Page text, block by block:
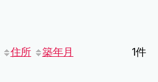
住所 築年月 1件